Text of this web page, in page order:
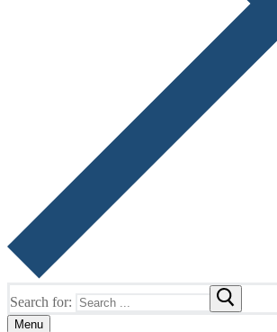
Search for:
Menu